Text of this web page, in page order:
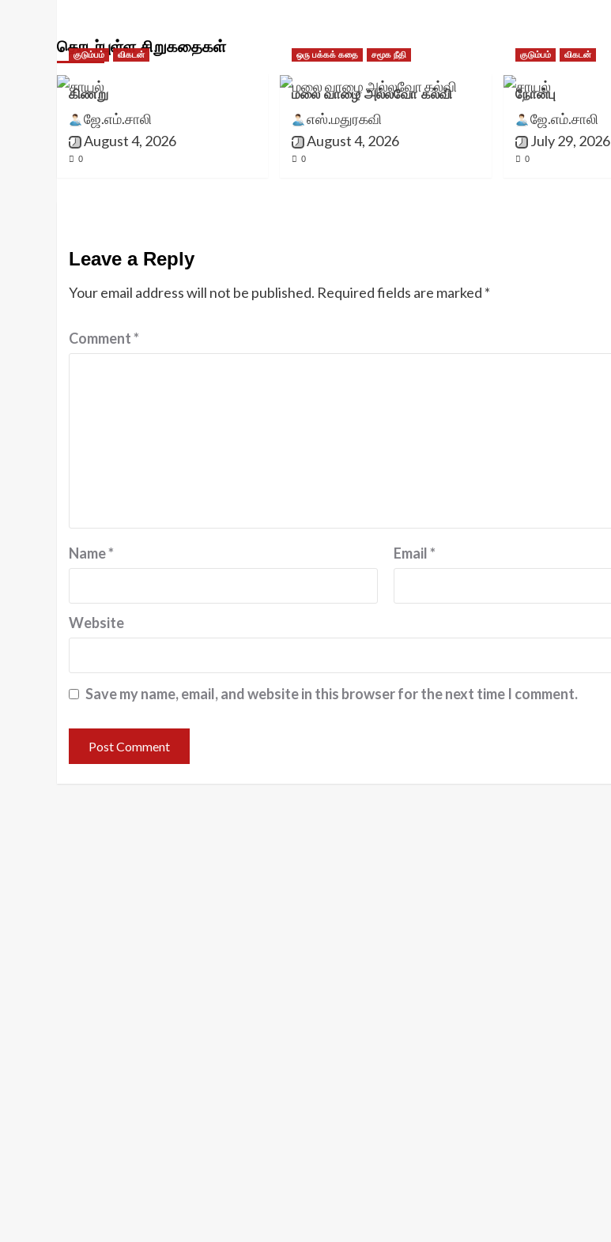
தொடர்புள்ள சிறுகதைகள்
குடும்பம் விகடன்
கிணறு
ஜே.எம்.சாலி
August 4, 2026
0
ஒரு பக்கக் கதை சமூக நீதி
மலை வாழை அல்லவோ கல்வி
எஸ்.மதுரகவி
August 4, 2026
0
குடும்பம் விகடன்
நோன்பு
ஜே.எம்.சாலி
July 29, 2026
0
Leave a Reply
Your email address will not be published. Required fields are marked *
Comment*
Name* Email*
Website
Save my name, email, and website in this browser for the next time I comment.